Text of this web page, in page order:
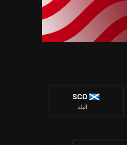
SCO
البلد